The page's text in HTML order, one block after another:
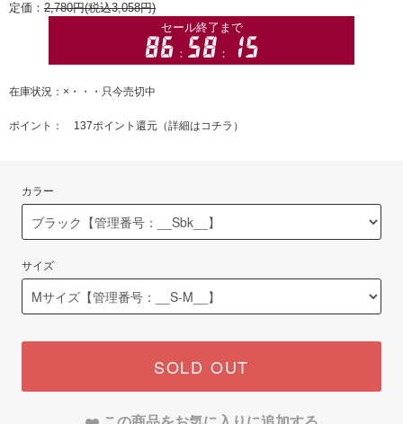
定価： 2,780円(税込3,058円)
在庫状況：×・・・只今売切中
ポイント： 137ポイント還元（詳細はコチラ ）
カラー
サイズ
SOLD OUT